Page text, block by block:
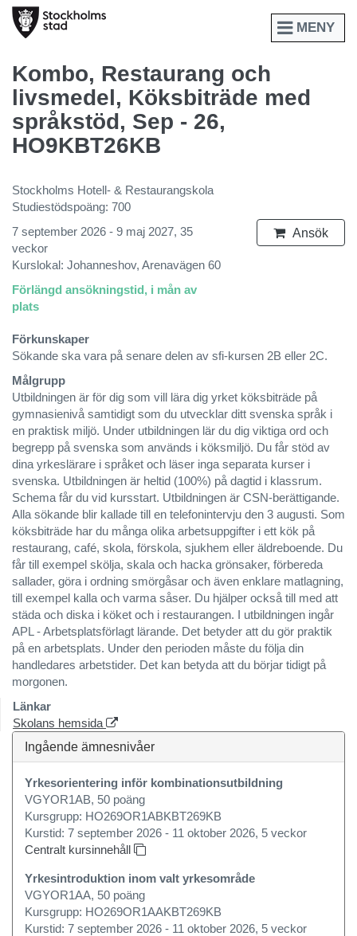
MENY
Kombo, Restaurang och
livsmedel, Köksbiträde med
språkstöd, Sep - 26,
HO9KBT26KB
Stockholms Hotell- & Restaurangskola
Studiestödspoäng: 700
7 september 2026 - 9 maj 2027, 35
veckor
Kurslokal: Johanneshov, Arenavägen 60
Förlängd ansökningstid, i mån av
plats
Ansök
Förkunskaper
Sökande ska vara på senare delen av sfi-kursen 2B eller 2C.
Målgrupp
Utbildningen är för dig som vill lära dig yrket köksbiträde på
gymnasienivå samtidigt som du utvecklar ditt svenska språk i
en praktisk miljö. Under utbildningen lär du dig viktiga ord och
begrepp på svenska som används i köksmiljö. Du får stöd av
dina yrkeslärare i språket och läser inga separata kurser i
svenska. Utbildningen är heltid (100%) på dagtid i klassrum.
Schema får du vid kursstart. Utbildningen är CSN-berättigande.
Alla sökande blir kallade till en telefonintervju den 3 augusti. Som
köksbiträde har du många olika arbetsuppgifter i ett kök på
restaurang, café, skola, förskola, sjukhem eller äldreboende. Du
får till exempel skölja, skala och hacka grönsaker, förbereda
sallader, göra i ordning smörgåsar och även enklare matlagning,
till exempel kalla och varma såser. Du hjälper också till med att
städa och diska i köket och i restaurangen. I utbildningen ingår
APL - Arbetsplatsförlagt lärande. Det betyder att du gör praktik
på en arbetsplats. Under den perioden måste du följa din
handledares arbetstider. Det kan betyda att du börjar tidigt på
morgonen.
Länkar
Skolans hemsida
Ingående ämnesnivåer
Yrkesorientering inför kombinationsutbildning
VGYOR1AB, 50 poäng
Kursgrupp: HO269OR1ABKBT269KB
Kurstid: 7 september 2026 - 11 oktober 2026, 5 veckor
Centralt kursinnehåll
Yrkesintroduktion inom valt yrkesområde
VGYOR1AA, 50 poäng
Kursgrupp: HO269OR1AAKBT269KB
Kurstid: 7 september 2026 - 11 oktober 2026, 5 veckor